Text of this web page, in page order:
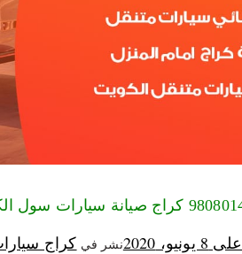
8 يونيو، 2020 نشر في كراج